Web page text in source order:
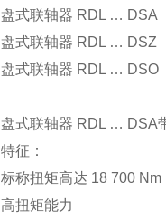
盘式联轴器 RDL … DSA
盘式联轴器 RDL … DSZ
盘式联轴器 RDL … DSO
盘式联轴器 RDL … DSA
特征：
标称扭矩高达 18 700 Nm
高扭矩能力